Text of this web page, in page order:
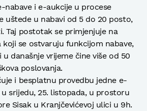
nabave i e-aukcije u procese
uštede u nabavi od 5 do 20 posto,
Taj postotak se primjenjuje na
se ostvaruju funkcijom nabave,
današnje vrijeme čine više od 50
poslovanja.
i besplatnu provedbu jedne e-
u srijedu, 25. listopada, u prostoru
Sisak u Kranjčevićevoj ulici u 9h.